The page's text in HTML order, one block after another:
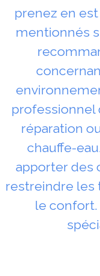
prenez en
mentionnés
professionnel
réparation
chauffe-
apporter des
restreindre les
le confort.